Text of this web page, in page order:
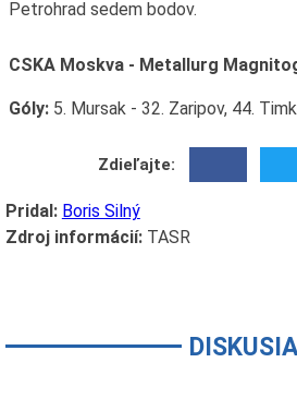
Petrohrad sedem bodov.
CSKA Moskva - Metallurg
Góly:5. Mursak - 32. Zaripov, 44.
Zdieľajte:
Pridal: Boris Silný
Zdroj informácií:TASR
DISKUSIA